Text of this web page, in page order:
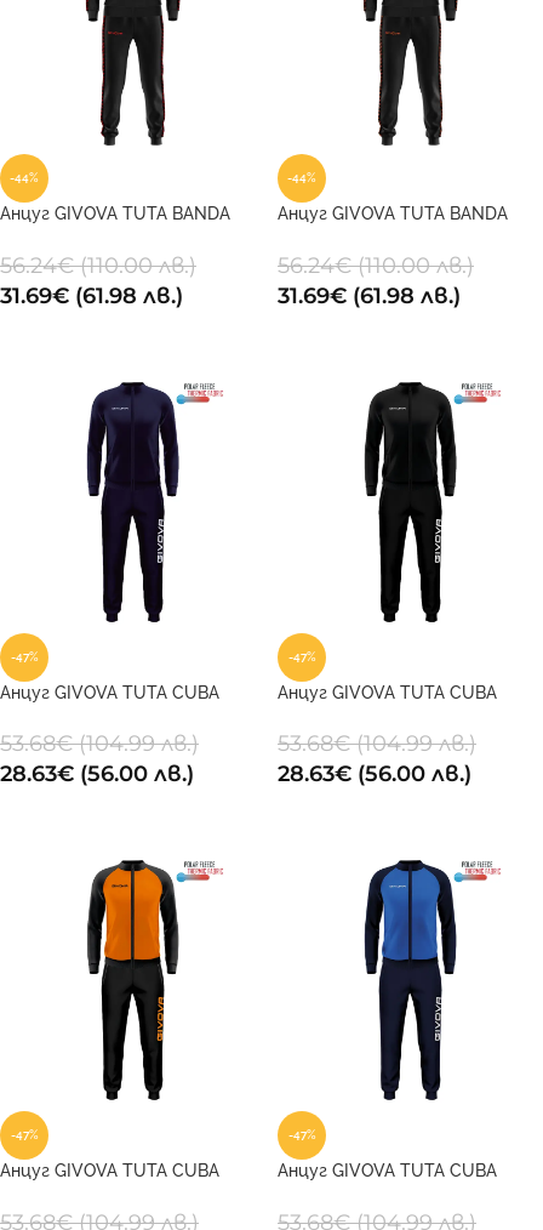
-44%
Анцуг GIVOVA TUTA BANDA
56.24€(110.00 лв.)
31.69€ (61.98 лв.)
-44%
Анцуг GIVOVA TUTA BANDA
56.24€(110.00 лв.)
31.69€ (61.98 лв.)
-47%
Анцуг GIVOVA TUTA CUBA
53.68€(104.99 лв.)
28.63€ (56.00 лв.)
-47%
Анцуг GIVOVA TUTA CUBA
53.68€(104.99 лв.)
28.63€ (56.00 лв.)
-47%
Анцуг GIVOVA TUTA CUBA
53.68€(104.99 лв.)
-47%
Анцуг GIVOVA TUTA CUBA
53.68€(104.99 лв.)